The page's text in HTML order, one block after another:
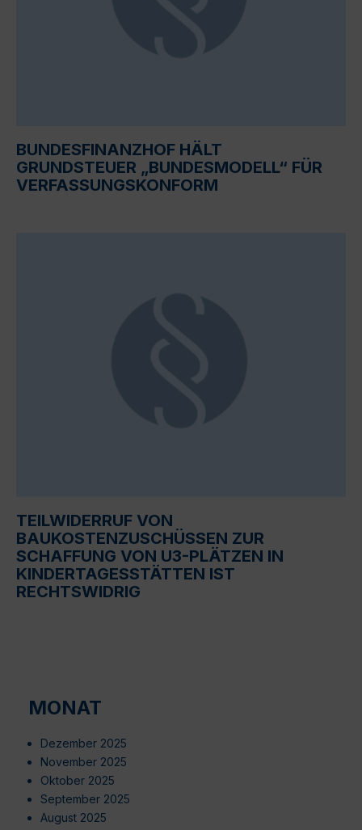
BUNDESFINANZHOF HÄLT
GRUNDSTEUER „BUNDESMODELL“ FÜR
VERFASSUNGSKONFORM
TEILWIDERRUF VON
BAUKOSTENZUSCHÜSSEN ZUR
SCHAFFUNG VON U3-PLÄTZEN IN
KINDERTAGESSTÄTTEN IST
RECHTSWIDRIG
MONAT
Dezember 2025
November 2025
Oktober 2025
September 2025
August 2025